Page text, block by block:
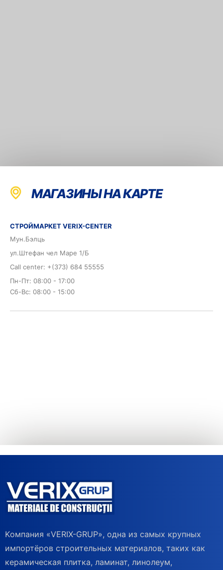
МАГАЗИНЫ НА КАРТЕ
СТРОЙМАРКЕТ VERIX-CENTER
Мун.Бэлць
ул.Штефан чел Маре 1/Б
Call center: +(373) 684 55555
Пн-Пт: 08:00 - 17:00
Сб-Вс: 08:00 - 15:00
Kомпания «VERIX-GRUP», одна из самых крупных
импортёров строительных материалов, таких как
керамическая плитка, ламинат, линолеум,